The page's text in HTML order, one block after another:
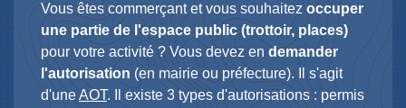
Vous êtes commerçant et vous souhaitez occuper
une partie de l'espace public (trottoir, places)
pour votre activité ? Vous devez en demander
l'autorisation (en mairie ou préfecture). Il s'agit
d'uneAOT. Il existe 3 types d'autorisations : permis